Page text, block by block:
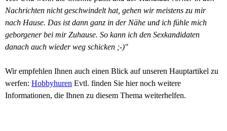
Nachrichten nicht geschwindelt hat, gehen wir meistens zu mir
nach Hause. Das ist dann ganz in der Nähe und ich fühle mich
geborgener bei mir Zuhause. So kann ich den Sexkandidaten
danach auch wieder weg schicken ;-)"
Wir empfehlen Ihnen auch einen Blick auf unseren Hauptartikel zu
werfen: Hobbyhuren Evtl. finden Sie hier noch weitere
Informationen, die Ihnen zu diesem Thema weiterhelfen.